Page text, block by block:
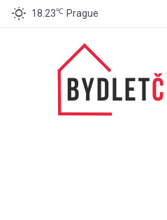
18.23℃ Prague